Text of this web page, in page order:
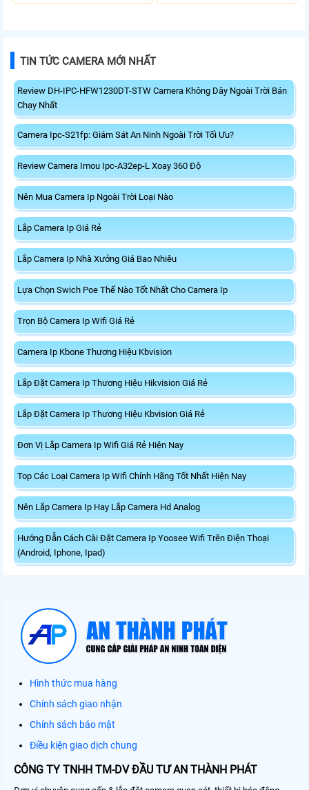
Động.
TIN TỨC CAMERA MỚI NHẤT
Review DH-IPC-HFW1230DT-STW Camera Không Dây Ngoài Trời Bán
Chạy Nhất
Camera Ipc-S21fp: Giám Sát An Ninh Ngoài Trời Tối Ưu?
Review Camera Imou Ipc-A32ep-L Xoay 360 Độ
Nên Mua Camera Ip Ngoài Trời Loại Nào
Lắp Camera Ip Giá Rẻ
Lắp Camera Ip Nhà Xưởng Giá Bao Nhiêu
Lựa Chọn Swich Poe Thế Nào Tốt Nhất Cho Camera Ip
Trọn Bộ Camera Ip Wifi Giá Rẻ
Camera Ip Kbone Thương Hiệu Kbvision
Lắp Đặt Camera Ip Thương Hiệu Hikvision Giá Rẻ
Lắp Đặt Camera Ip Thương Hiệu Kbvision Giá Rẻ
Đơn Vị Lắp Camera Ip Wifi Giá Rẻ Hiện Nay
Top Các Loại Camera Ip Wifi Chính Hãng Tốt Nhất Hiện Nay
Nên Lắp Camera Ip Hay Lắp Camera Hd Analog
Hướng Dẫn Cách Cài Đặt Camera Ip Yoosee Wifi Trên Điện Thoại
(Android, Iphone, Ipad)
Hình thức mua hàng
Chính sách giao nhận
Chính sách bảo mật
Điều kiện giao dịch chung
CÔNG TY TNHH TM-DV ĐẦU TƯ AN THÀNH PHÁT